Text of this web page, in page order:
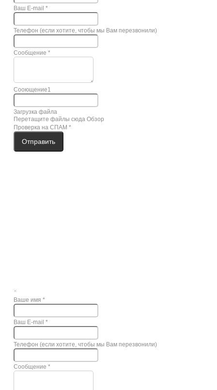
Ваш E-mail *
Телефон (если хотите, чтобы мы Вам перезвонили)
Сообщение *
Сооющение1
Загрузка файла
Перетащите файлы сюда Обзор
Проверка на СПАМ *
Отправить
×
Ваше имя *
Ваш E-mail *
Телефон (если хотите, чтобы мы Вам перезвонили)
Сообщение *